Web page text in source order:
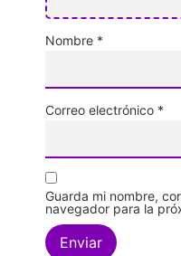
Nombre *
Correo electrónico *
Guarda mi nombre,
navegador para la